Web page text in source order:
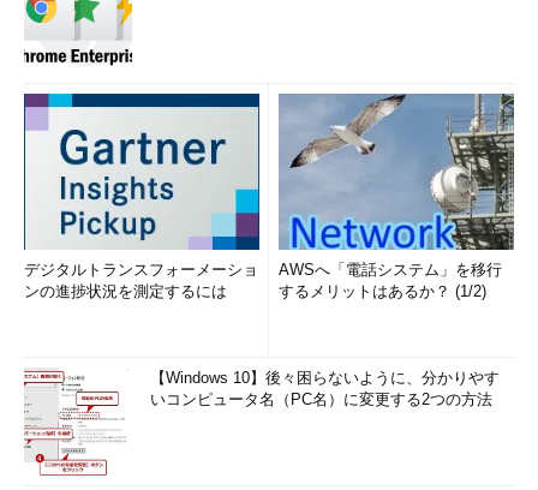
ンマの数が決まっている場合、要素1つ1つが「"」（ダブルクオ
ーテーション）で囲まれている場合などの違いがあるだろう。さ
まざまな形式のCSVファイルを一気に読み込まなければならない
場合もあるかもしれない。
今回紹介したコードを状況によってカスタマイスして使いこな
すことで対応してほしい。
次回は、「指定したドライブの空き容量やファイルのタイムス
タンプや属性の取得」について解説する。お楽しみに。
薬師寺国安事務所代表。Visual Basicプログラミング
と、マイクロソフト系の技術をテーマとした、書籍や
記事の執筆を行う。
デジタルトランスフォーメーショ
ンの進捗状況を測定するには
AWSへ「電話システム」を移行
するメリットはあるか？ (1/2)
【Windows 10】後々困らないように、分かりやす
いコンピュータ名（PC名）に変更する2つの方法